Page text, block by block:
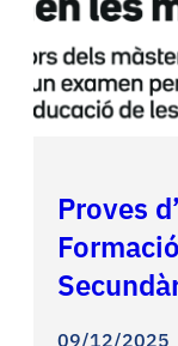
Proves
09/12/2025